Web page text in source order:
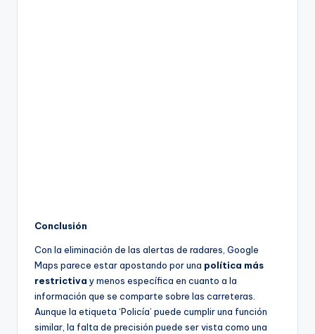
Conclusión
Con la eliminación de las alertas de radares, Google
Maps parece estar apostando por una política más
restrictiva y menos específica en cuanto a la
información que se comparte sobre las carreteras.
Aunque la etiqueta ‘Policía’ puede cumplir una función
similar, la falta de precisión puede ser vista como una